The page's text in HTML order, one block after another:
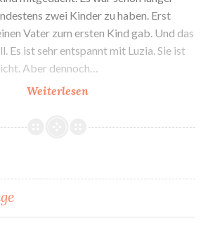
zwei Kinder zu haben. Erst
Vater zum ersten Kind gab. Und das
Es ist sehr entspannt mit Luzia. Sie ist
Aber dennoch…
WeiterlesenGeschwisterkind:
oder